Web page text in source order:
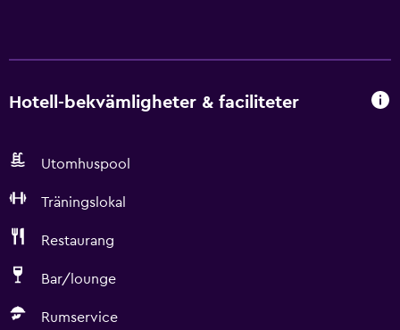
Hotell-bekvämligheter & faciliteter
Utomhuspool
Träningslokal
Restaurang
Bar/lounge
Rumservice